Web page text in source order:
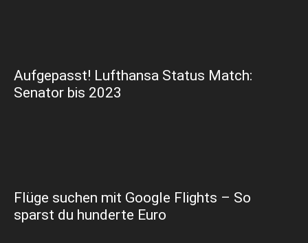
Aufgepasst! Lufthansa Status Match:
Senator bis 2023
Flüge suchen mit Google Flights – So
sparst du hunderte Euro